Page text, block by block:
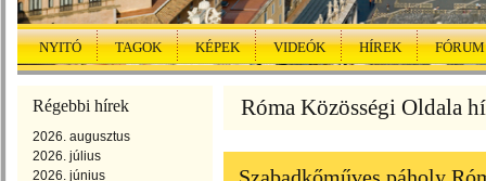
NYITÓ TAGOK KÉPEK VIDEÓK HÍREK FÓRUM
Régebbi hírek
2026. augusztus
2026. július
2026. június
Róma Közösségi Oldala